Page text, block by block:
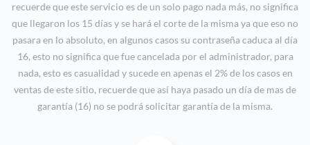
recuerde que este servicio es de un solo pago nada más, no significa
que llegaron los 15 días y se hará el corte de la misma ya que eso no
pasara en lo absoluto, en algunos casos su contraseña caduca al día
16, esto no significa que fue cancelada por el administrador, para
nada, esto es casualidad y sucede en apenas el 2% de los casos en
ventas de este sitio, recuerde que así haya pasado un día de mas de
garantía (16) no se podrá solicitar garantía de la misma.